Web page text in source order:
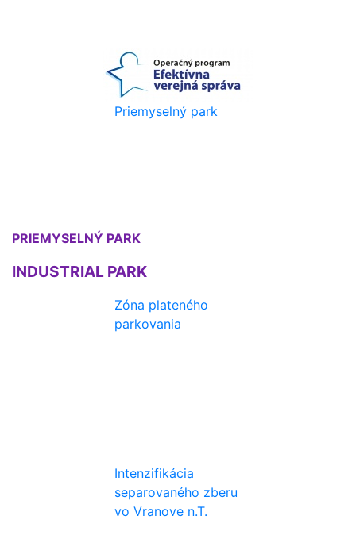
Efektívne v NRO Vranov
nad Topľou
Priemyselný park
PRIEMYSELNÝ PARK
INDUSTRIAL PARK
Zóna plateného
parkovania
Intenzifikácia
separovaného zberu
vo Vranove n.T.